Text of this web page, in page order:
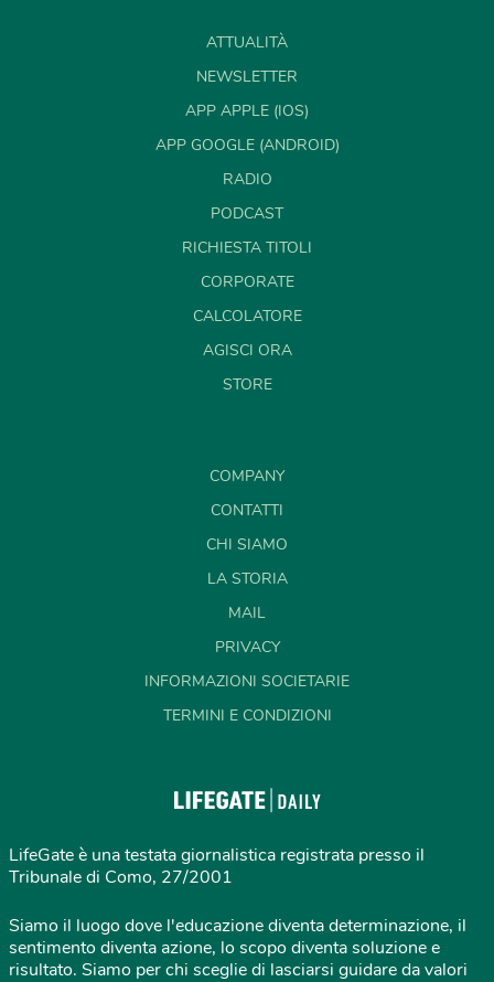
ATTUALITÀ
NEWSLETTER
APP APPLE (IOS)
APP GOOGLE (ANDROID)
RADIO
PODCAST
RICHIESTA TITOLI
CORPORATE
CALCOLATORE
AGISCI ORA
STORE
COMPANY
CONTATTI
CHI SIAMO
LA STORIA
MAIL
PRIVACY
INFORMAZIONI SOCIETARIE
TERMINI E CONDIZIONI
LifeGate è una testata giornalistica registrata presso il
Tribunale di Como, 27/2001
Siamo il luogo dove l'educazione diventa determinazione, il
sentimento diventa azione, lo scopo diventa soluzione e
risultato. Siamo per chi sceglie di lasciarsi guidare da valori